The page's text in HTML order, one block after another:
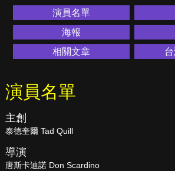
演員名單
海報
相關文章
演員名單
主創
泰德奎爾 Tad Quill
導演
唐斯卡迪諾 Don Scardino